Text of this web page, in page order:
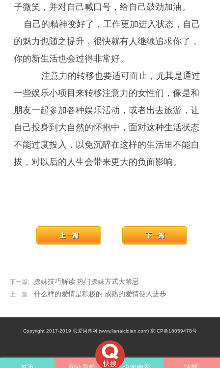
子微笑，并对自己喊口号，给自己鼓劲加油。
自己的精神变好了，工作更加进入状态，自己
的魅力也随之提升，很快就有人继续追求你了，
你的新生活也会过得非常好。
注意力的转移也要适可而止，尤其是通过
一些娱乐小项目来转移注意力的女性们，像是和
朋友一起参加各种娱乐活动，或者出去旅游，让
自己投身到大自然的怀抱中，面对这种生活状态
不能过度投入，以免沉醉在这样的生活里不能自
拔，对以后的人生会带来更大的负面影响。
下一篇: 撩妹技巧解读 热门撩妹方式大禁忌
下一篇
上一篇: 什么样的爱情是积极的 成熟的爱情使人进步
上一篇
快搜
Copyright 2017-2019 恋爱词典网 (www.lianaicidian.com) 京ICP备18059478号